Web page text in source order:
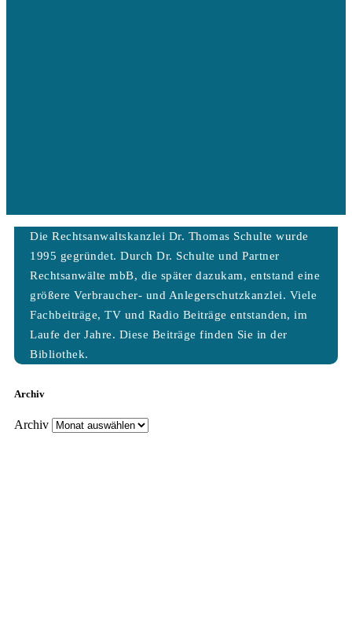
Die Rechtsanwaltskanzlei Dr. Thomas Schulte wurde
1995 gegründet. Durch Dr. Schulte und Partner
Rechtsanwälte mbB, die später dazukam, entstand eine
größere Verbraucher- und Anlegerschutzkanzlei. Viele
Fachbeiträge, TV und Radio Beiträge entstanden, im
Laufe der Jahre. Diese Beiträge finden Sie in der
Bibliothek.
Archiv
Archiv